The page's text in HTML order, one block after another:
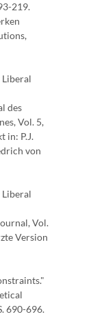
219.
Liberal
des
Vol. 5,
in: P.J.
von
Liberal
Vol.
Version
690-696.